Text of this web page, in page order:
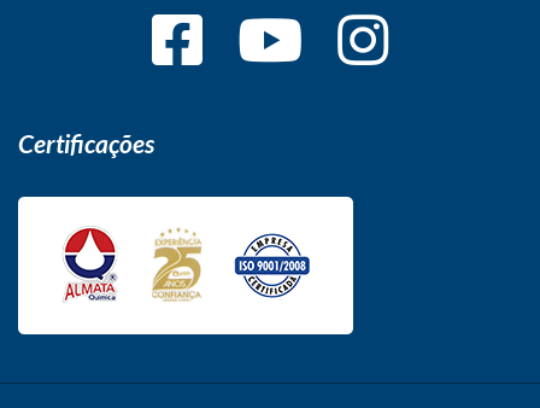
Certificações